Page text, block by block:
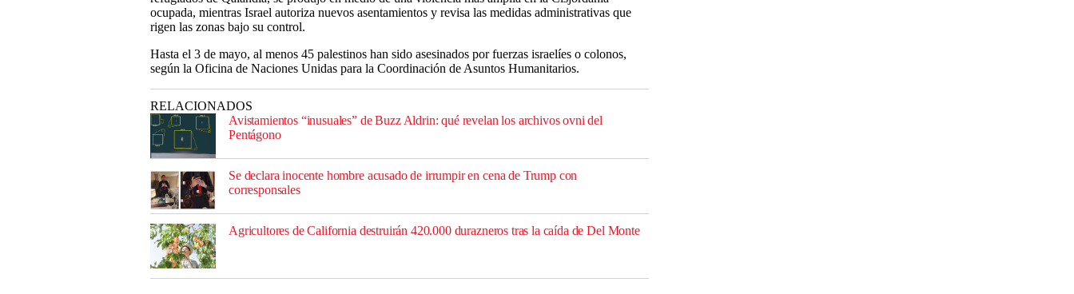
ocupada, mientras Israel autoriza nuevos asentamientos y revisa las medidas administrativas que
rigen las zonas bajo su control.
Hasta el 3 de mayo, al menos 45 palestinos han sido asesinados por fuerzas israelíes o colonos,
según la Oficina de Naciones Unidas para la Coordinación de Asuntos Humanitarios.
RELACIONADOS
Avistamientos “inusuales” de Buzz Aldrin: qué revelan los archivos ovni del
Pentágono
Se declara inocente hombre acusado de irrumpir en cena de Trump con
corresponsales
Agricultores de California destruirán 420.000 durazneros tras la caída de Del Monte